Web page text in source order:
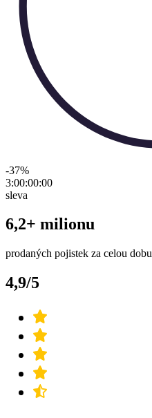
-37%
3:00:00:00
sleva
6,2+ milionu
prodaných pojistek za celou dobu
4,9/5